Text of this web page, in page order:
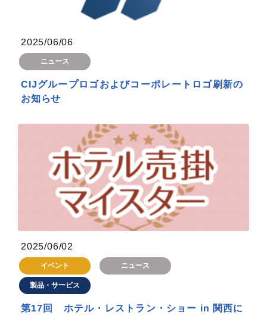
CIJグループロゴおよびコーポレートロゴ刷新の
お知らせ
2025/06/06
ニュース
第17回 ホテル・レストラン・ショー in 関西に
2025/06/02
イベント ニュース
製品・サービス